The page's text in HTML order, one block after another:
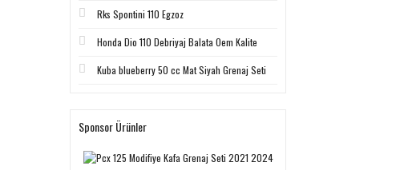
Rks Spontini 110 Egzoz
Honda Dio 110 Debriyaj Balata Oem Kalite
Kuba blueberry 50 cc Mat Siyah Grenaj Seti
Sponsor Ürünler